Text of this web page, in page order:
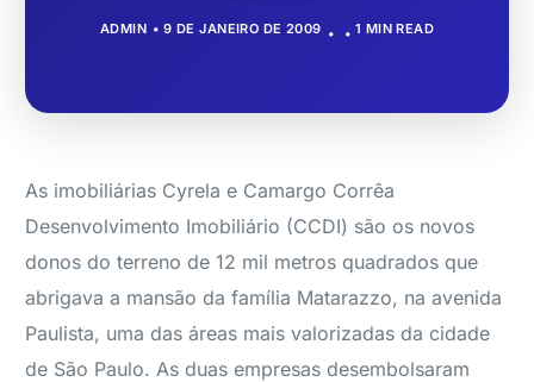
ADMIN 9 DE JANEIRO DE 2009 1 MIN READ
As imobiliárias Cyrela e Camargo Corrêa
Desenvolvimento Imobiliário (CCDI) são os novos
donos do terreno de 12 mil metros quadrados que
abrigava a mansão da família Matarazzo, na avenida
Paulista, uma das áreas mais valorizadas da cidade
de São Paulo. As duas empresas desembolsaram